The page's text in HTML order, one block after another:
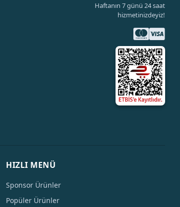
Haftanın 7 günü 24 saat
hizmetinizdeyiz!
HIZLI MENÜ
Sponsor Ürünler
Popüler Ürünler